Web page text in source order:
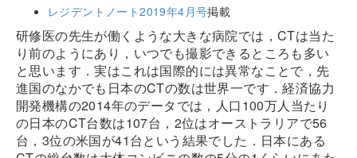
レジデントノート2019年4月号掲載
研修医の先生が働くような大きな病院では，CTは当た
り前のようにあり，いつでも撮影できるところも多い
と思います．実はこれは国際的には異常なことで，先
進国のなかでも日本のCTの数は世界一です．経済協力
開発機構の2014年のデータでは，人口100万人当たり
の日本のCT台数は107台，2位はオーストラリアで56
台，3位の米国が41台という結果でした．日本にある